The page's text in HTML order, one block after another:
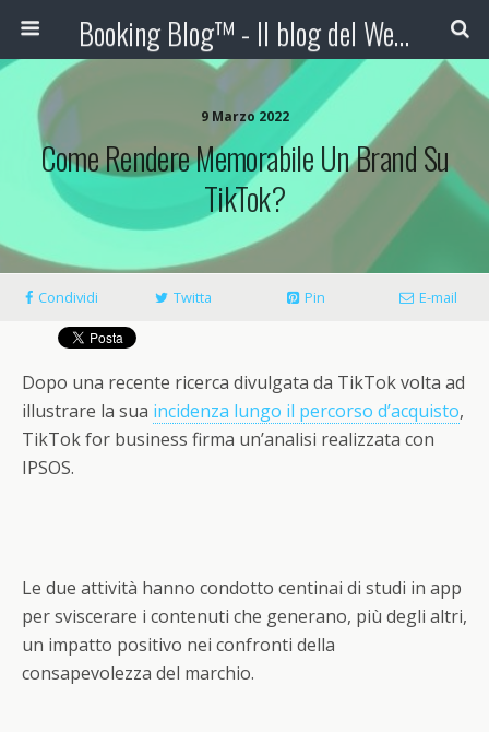
Booking Blog™ - Il blog del Web Marketing Turistico
9 Marzo 2022
Come Rendere Memorabile Un Brand Su
TikTok?
Condividi Twitta Pin E-mail
Dopo una recente ricerca divulgata da TikTok volta ad
illustrare la sua incidenza lungo il percorso d’acquisto,
TikTok for business firma un’analisi realizzata con
IPSOS.
Le due attività hanno condotto centinai di studi in app
per sviscerare i contenuti che generano, più degli altri,
un impatto positivo nei confronti della
consapevolezza del marchio.